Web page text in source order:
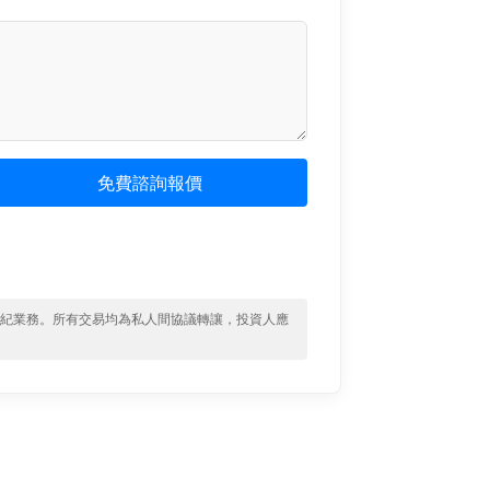
免費諮詢報價
業務。所有交易均為私人間協議轉讓，投資人應